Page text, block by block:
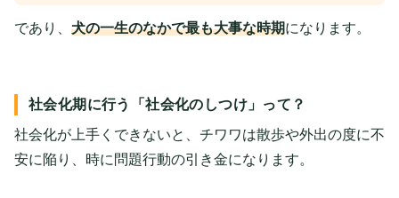
であり、 犬の一生のなかで最も大事な時期になります。
社会化期に行う「社会化のしつけ」って？
社会化が上手くできないと、チワワは散歩や外出の度に不
安に陥り、時に問題行動の引き金になります。